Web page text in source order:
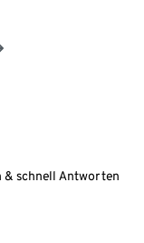
& schnell Antworten